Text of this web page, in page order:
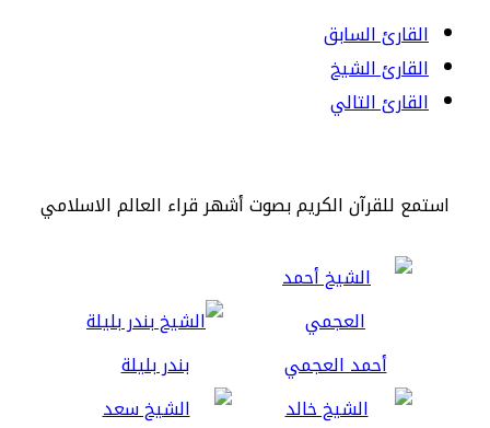
القارئ السابق
القارئ الشيخ
القارئ التالي
استمع للقرآن الكريم بصوت أشهر قراء العالم الاسلامي
أحمد العجمي بندر بليلة